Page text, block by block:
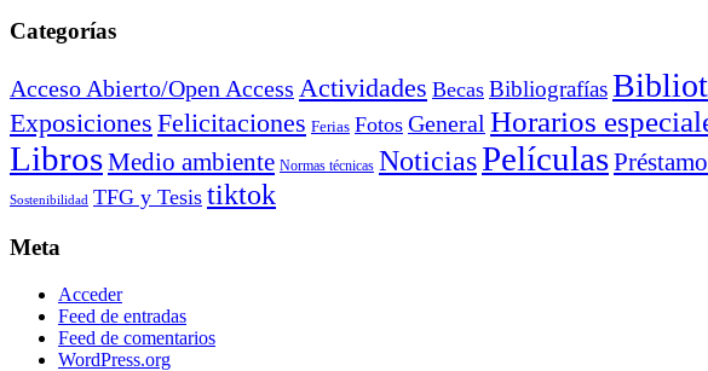
Categorías
Acceso Abierto/Open Access Actividades Becas Bibliografías
Exposiciones Felicitaciones Ferias Fotos General Horarios
LibrosMedio ambiente Normas técnicas NoticiasPelículas
Sostenibilidad TFG y Tesis tiktok
Meta
Acceder
Feed de entradas
Feed de comentarios
WordPress.org